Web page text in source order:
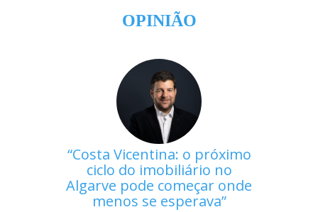
OPINIÃO
Costa Vicentina: o próximo
ciclo do imobiliário no
Algarve pode começar onde
menos se esperava